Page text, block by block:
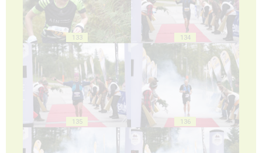
133 134
135 136